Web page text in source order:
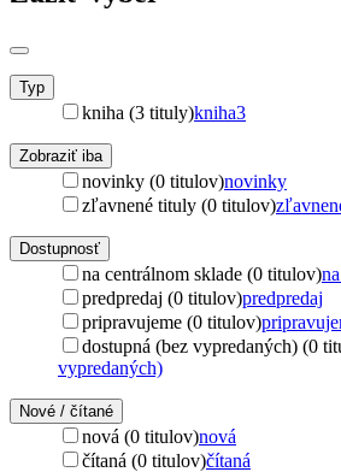
Typ
kniha (3 tituly)kniha3
Zobraziť iba
novinky (0 titulov)novinky
zľavnené tituly (0 titulov)
Dostupnosť
na centrálnom sklade (0 titulov)
predpredaj (0 titulov)predpredaj
pripravujeme (0 titulov)
dostupná (bez vypredaných) (0
vypredaných)
Nové / čítané
nová (0 titulov)nová
čítaná (0 titulov)čítaná